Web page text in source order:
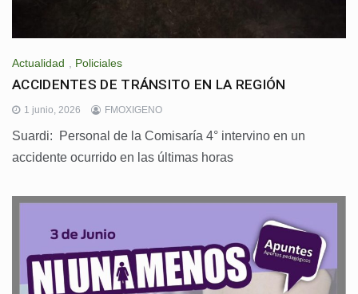
Actualidad Policiales
ACCIDENTES DE TRÁNSITO EN LA REGIÓN
1 junio, 2026 FMOXIGENO
Suardi: Personal de la Comisaría 4° intervino en un
accidente ocurrido en las últimas horas